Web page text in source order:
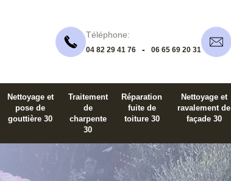
Téléphone:
04 82 29 41 76 - 06 65 69 20 31
Nettoyage et
pose de
gouttière 30
Traitement
de
charpente
30
Réparation
fuite de
toiture 30
Nettoyage et
ravalement de
façade 30